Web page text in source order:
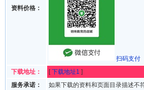
资料价格：
扫码支付
下载地址：
[下载地址1 ]
服务承诺：
如果下载的资料和页面目录描述不